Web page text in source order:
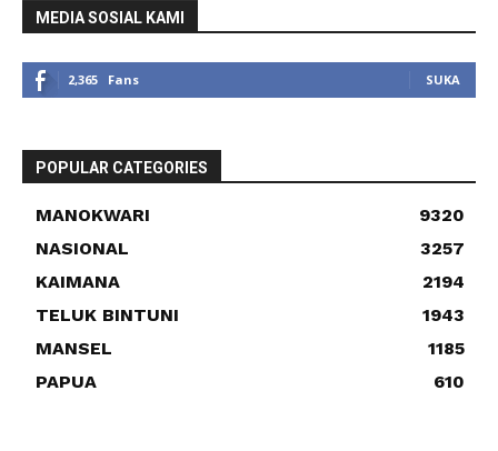
MEDIA SOSIAL KAMI
2,365 Fans SUKA
POPULAR CATEGORIES
MANOKWARI
9320
NASIONAL
3257
KAIMANA
2194
TELUK BINTUNI
1943
MANSEL
1185
PAPUA
610